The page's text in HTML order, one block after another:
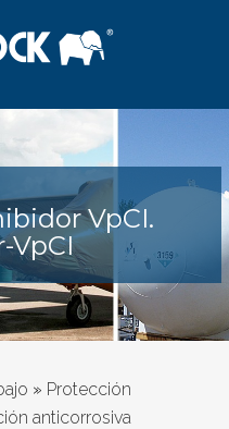
VpCI.
VpCI
» Protección
anticorrosiva